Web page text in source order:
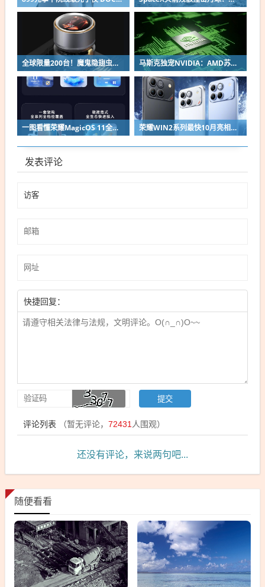
全球限量200台！魔鬼隐翅虫欧米伽L36 Ultra液冷预售：可动冷头售2999元 马斯克独宠NVIDIA：AMD苏姿丰淡定回应
一图看懂荣耀MagicOS 11全新双架构：安卓底层重构 液态玻璃效果拉满 荣耀WIN2系列最快10月亮相：2nm芯片+万级电池组合同档唯一
发表评论
快捷回复：
评论列表 （暂无评论， 72431 人围观）
还没有评论，来说两句吧...
随便看看